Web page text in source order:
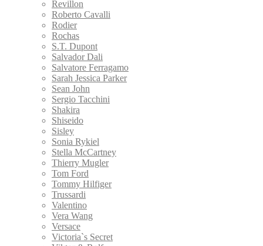
Revillon
Roberto Cavalli
Rodier
Rochas
S.T. Dupont
Salvador Dali
Salvatore Ferragamo
Sarah Jessica Parker
Sean John
Sergio Tacchini
Shakira
Shiseido
Sisley
Sonia Rykiel
Stella McCartney
Thierry Mugler
Tom Ford
Tommy Hilfiger
Trussardi
Valentino
Vera Wang
Versace
Victoria`s Secret